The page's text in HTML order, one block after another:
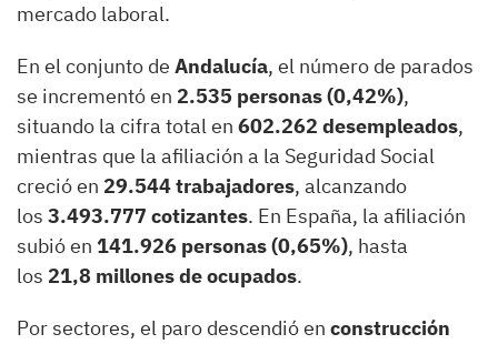
mercado laboral.
En el conjunto de Andalucía, el número de parados
se incrementó en 2.535 personas (0,42%),
situando la cifra total en 602.262 desempleados,
mientras que la afiliación a la Seguridad Social
creció en 29.544 trabajadores, alcanzando
los 3.493.777 cotizantes. En España, la afiliación
subió en 141.926 personas (0,65%), hasta
los 21,8 millones de ocupados.
Por sectores, el paro descendió en construcción